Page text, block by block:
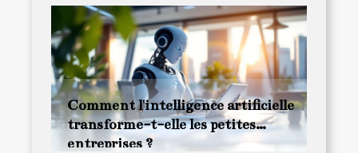
Comment l'intelligence artificielle
transforme-t-elle les petites
entreprises ?